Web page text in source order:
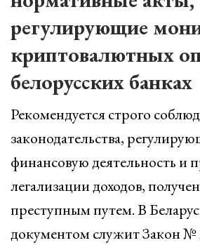
регулирующие
криптовалютных
белорусских банках
Рекомендуется строго
законодательства,
финансовую деятельность и
легализации доходов,
преступным путем. В
документом служит Закон